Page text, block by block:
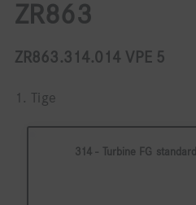
ZR863
ZR863.314.014 VPE 5
1. Tige
314 - Turbine FG standard